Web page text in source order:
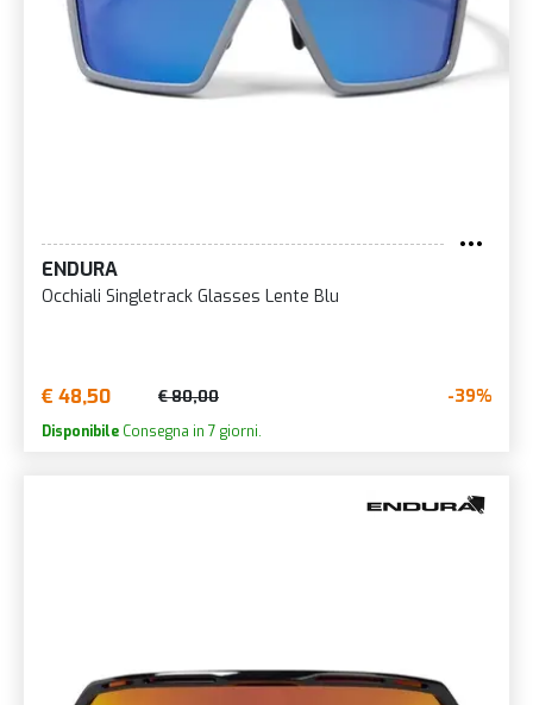
ENDURA
Occhiali Singletrack Glasses Lente Blu
€ 48,50 € 80,00 -39%
Disponibile Consegna in 7 giorni.